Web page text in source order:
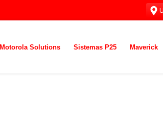
Motorola Solutions Sistemas P25 Maverick